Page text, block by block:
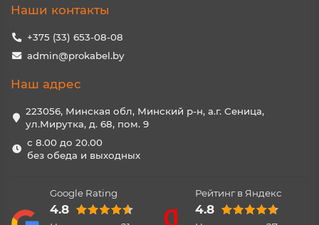
Наши контакты
+375 (33) 653-08-08
admin@prokabel.by
Наш адрес
223056, Минская обл, Минский р-н, а.г. Сеница,
ул.Мирутка, д. 68, пом. 9
с 8.00 до 20.00
без обеда и выходных
Google Rating
4.8
Рейтинг в Яндекс
4.8